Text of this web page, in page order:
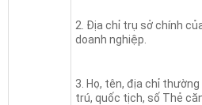
2. Địa chỉ trụ sở chính
doanh nghiệp.
3. Họ, tên, địa chỉ thường
trú, quốc tịch, số Thẻ